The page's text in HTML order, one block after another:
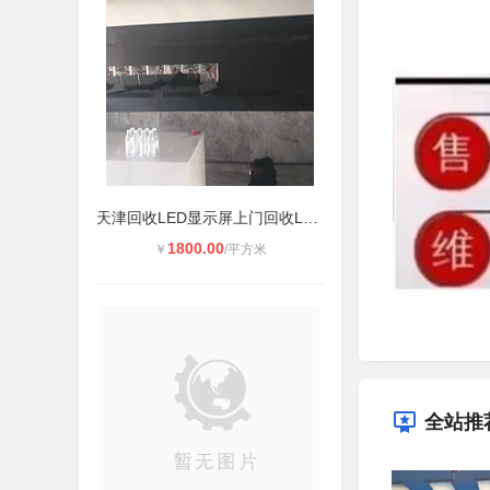
￥ 1800.00/平方米
全站推